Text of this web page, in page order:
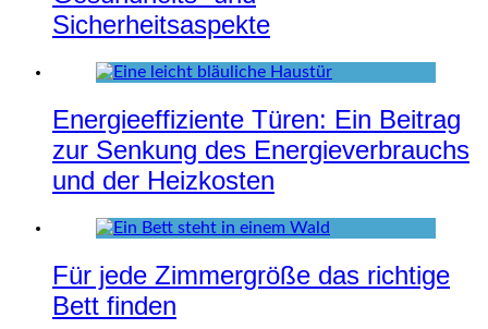
Sicherheitsaspekte
Energieeffiziente Türen: Ein Beitrag
zur Senkung des Energieverbrauchs
und der Heizkosten
Für jede Zimmergröße das richtige
Bett finden